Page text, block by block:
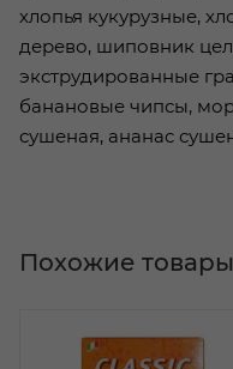
хлопья кукурузные,
дерево, шиповник
экструдированные
банановые чипсы,
сушеная, ананас
Похожие товары